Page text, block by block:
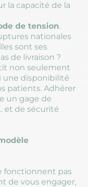
la capacité de la
de tension.
nationales
sont ses
de livraison ?
non seulement
une disponibilité
patients. Adhérer
un gage de
et de sécurité
fonctionnent pas
de vous engager,